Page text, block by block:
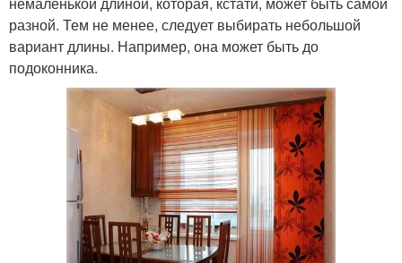
разной. Тем не менее, следует выбирать небольшой
вариант длины. Например, она может быть до
подоконника.